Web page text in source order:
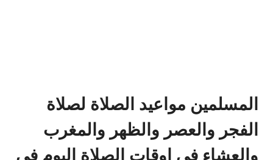
المسلمين مواعيد الصلاة لصلاة
الفجر والعصر والظهر والمغرب
والعشاء في اوقات الصلاة اليوم في